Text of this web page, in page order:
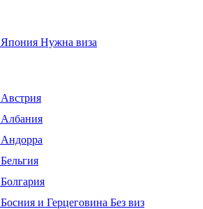
Япония Нужна виза
Австрия
Албания
Андорра
Бельгия
Болгария
Босния и Герцеговина Без виз